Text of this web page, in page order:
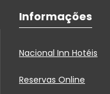
Informações
Nacional Inn Hotéis
Reservas Online